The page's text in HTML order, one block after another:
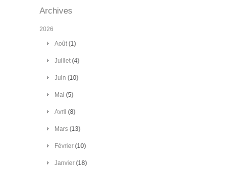
Archives
2026
Août(1)
Juillet(4)
Juin (10)
Mai (5)
Avril (8)
Mars (13)
Février (10)
Janvier (18)